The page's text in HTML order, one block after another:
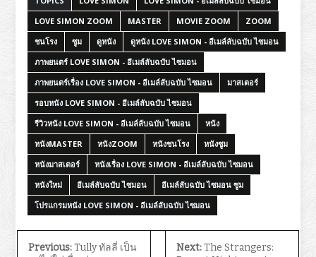
LOVE SIMON ZOOM
MASTER MOVIE ZOOM
ZOOM
ชนโรง
ซูม ดูหนัง
ดูหนัง LOVE SIMON - อีเมล์ลับฉบับ ไซมอน
ภาพยนตร์ LOVE SIMON - อีเมล์ลับฉบับ ไซมอน
ภาพยนตร์เรื่อง LOVE SIMON - อีเมล์ลับฉบับ ไซมอน
มาสเตอร์
รอบหนัง LOVE SIMON - อีเมล์ลับฉบับ ไซมอน
รีวิวหนัง LOVE SIMON - อีเมล์ลับฉบับ ไซมอน
หนัง
หนังMASTER
หนังZOOM หนังชนโรง
หนังซูม
หนังมาสเตอร์
หนังเรื่อง LOVE SIMON - อีเมล์ลับฉบับ ไซมอน
หนังใหม่
อีเมล์ลับฉบับ ไซมอน
อีเมล์ลับฉบับ ไซมอน ซูม
โปรแกรมหนัง LOVE SIMON - อีเมล์ลับฉบับ ไซมอน
Previous:Tully ทัลลี่ เป็น
Next:The Strangers: